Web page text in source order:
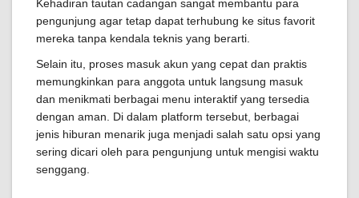
Kehadiran tautan cadangan sangat membantu para
pengunjung agar tetap dapat terhubung ke situs favorit
mereka tanpa kendala teknis yang berarti.
Selain itu, proses masuk akun yang cepat dan praktis
memungkinkan para anggota untuk langsung masuk
dan menikmati berbagai menu interaktif yang tersedia
dengan aman. Di dalam platform tersebut, berbagai
jenis hiburan menarik juga menjadi salah satu opsi yang
sering dicari oleh para pengunjung untuk mengisi waktu
senggang.